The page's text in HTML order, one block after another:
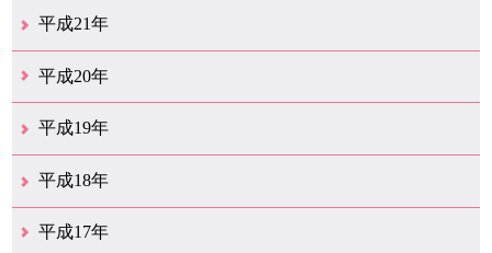
12月（10）
11月（19）
10月（17）
9月（26）
8月（19）
7月（14）
6月（13）
5月（10）
4月（12）
3月（25）
2月（14）
1月（14）
平成21年
12月（11）
11月（9）
10月（15）
9月（9）
8月（11）
7月（19）
6月（16）
5月（12）
4月（29）
3月（20）
2月（12）
1月（4）
平成20年
12月（20）
11月（11）
10月（18）
9月（10）
8月（9）
7月（14）
6月（15）
5月（11）
4月（9）
3月（14）
2月（8）
1月（5）
平成19年
12月（11）
11月（10）
10月（6）
9月（3）
8月（6）
7月（6）
6月（4）
5月（11）
4月（9）
3月（10）
2月（8）
1月（6）
平成18年
12月（11）
11月（7）
10月（5）
9月（6）
8月（9）
7月（9）
6月（18）
5月（13）
4月（14）
3月（21）
2月（10）
1月（9）
平成17年